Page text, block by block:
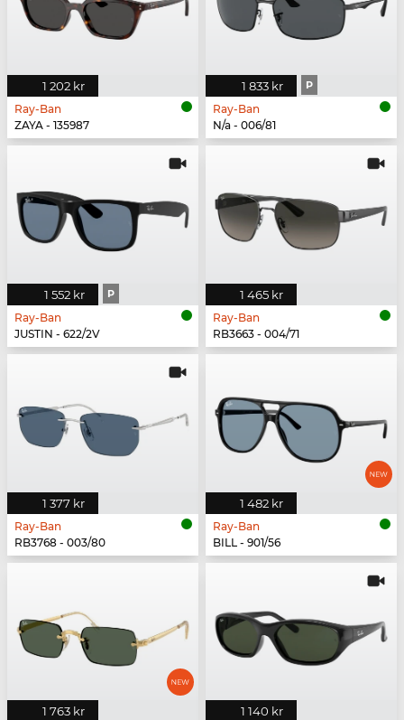
1 202 kr
Ray-Ban
ZAYA - 135987
1 833 kr P
Ray-Ban
N/a - 006/81
1 552 kr P
Ray-Ban
JUSTIN - 622/2V
1 465 kr
Ray-Ban
RB3663 - 004/71
1 377 kr
Ray-Ban
RB3768 - 003/80
1 482 kr
Ray-Ban
BILL - 901/56
1 763 kr 1 140 kr